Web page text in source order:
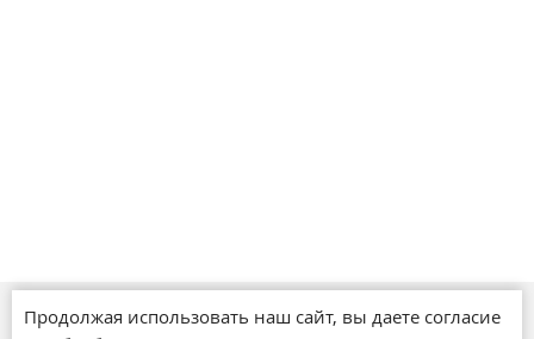
Магазины
Продолжая использовать наш сайт, вы даете согласие